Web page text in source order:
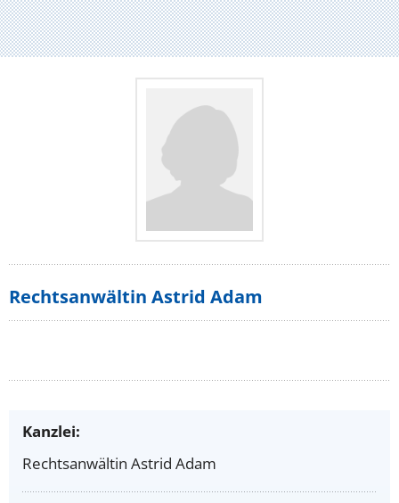
Rechtsanwältin Astrid Adam
Kanzlei:
Rechtsanwältin Astrid Adam